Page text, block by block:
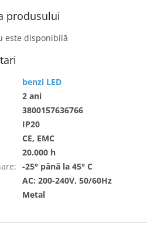
produsului
este disponibilă
benzi LED
2 ani
3800157636766
IP20
CE, EMC
20.000 h
: -25° până la 45° C
AC: 200-240V, 50/60Hz
Metal